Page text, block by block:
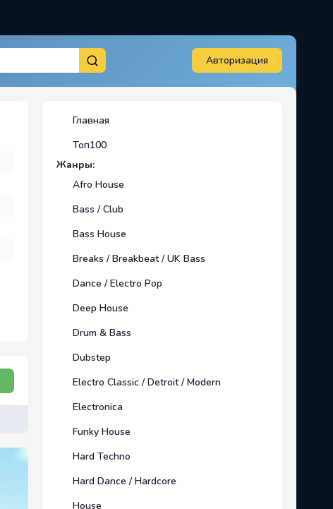
Авторизация
Главная
Топ100
Жанры:
Afro House
Bass / Club
Bass House
Breaks / Breakbeat / UK Bass
Dance / Electro Pop
Deep House
Drum & Bass
Dubstep
Electro Classic / Detroit / Modern
Electronica
Funky House
Hard Techno
Hard Dance / Hardcore
House